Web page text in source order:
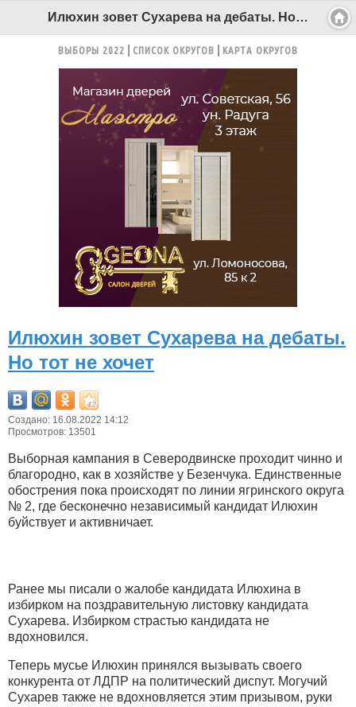
Илюхин зовет Сухарева на дебаты. Но тот не хочет - Беломорканал Северодвинск tv29.ru
ВЫБОРЫ 2022 СПИСОК ОКРУГОВ КАРТА ОКРУГОВ
Илюхин зовет Сухарева на дебаты.
Но тот не хочет
Создано: 16.08.2022 14:12
Просмотров: 13501
Выборная кампания в Северодвинске проходит чинно и
благородно, как в хозяйстве у Безенчука. Единственные
обострения пока происходят по линии ягринского округа
№ 2, где бесконечно независимый кандидат Илюхин
буйствует и активничает.
Ранее мы писали о жалобе кандидата Илюхина в
избирком на поздравительную листовку кандидата
Сухарева. Избирком страстью кандидата не
вдохновился.
Теперь мусье Илюхин принялся вызывать своего
конкурента от ЛДПР на политический диспут. Могучий
Сухарев также не вдохновляется этим призывом, руки